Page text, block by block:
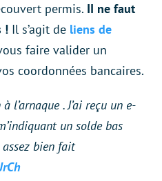
permis. II ne faut
! Il s’agit de liens de
faire valider un
coordonnées bancaires.
l’arnaque . J’ai reçu un e-
un solde bas
assez bien fait